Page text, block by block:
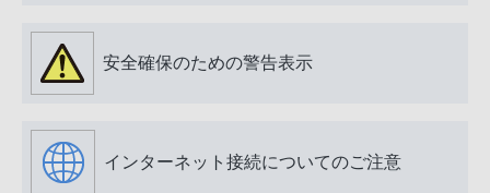
安全確保のための警告表示
インターネット接続についてのご注意